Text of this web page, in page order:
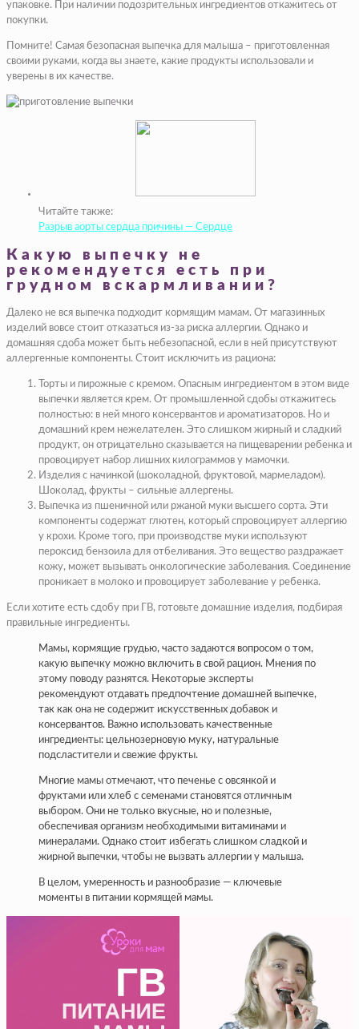
упаковке. При наличии подозрительных ингредиентов откажитесь от
покупки.
Помните! Самая безопасная выпечка для малыша – приготовленная
своими руками, когда вы знаете, какие продукты использовали и
уверены в их качестве.
Читайте также:
Разрыв аорты сердца причины — Сердце
Какую выпечку не
рекомендуется есть при
грудном вскармливании?
Далеко не вся выпечка подходит кормящим мамам. От магазинных
изделий вовсе стоит отказаться из-за риска аллергии. Однако и
домашняя сдоба может быть небезопасной, если в ней присутствуют
аллергенные компоненты. Стоит исключить из рациона:
Торты и пирожные с кремом. Опасным ингредиентом в этом виде
выпечки является крем. От промышленной сдобы откажитесь
полностью: в ней много консервантов и ароматизаторов. Но и
домашний крем нежелателен. Это слишком жирный и сладкий
продукт, он отрицательно сказывается на пищеварении ребенка и
провоцирует набор лишних килограммов у мамочки.
Изделия с начинкой (шоколадной, фруктовой, мармеладом).
Шоколад, фрукты – сильные аллергены.
Выпечка из пшеничной или ржаной муки высшего сорта. Эти
компоненты содержат глютен, который спровоцирует аллергию
у крохи. Кроме того, при производстве муки используют
пероксид бензоила для отбеливания. Это вещество раздражает
кожу, может вызывать онкологические заболевания. Соединение
проникает в молоко и провоцирует заболевание у ребенка.
Если хотите есть сдобу при ГВ, готовьте домашние изделия, подбирая
правильные ингредиенты.
Мамы, кормящие грудью, часто задаются вопросом о том,
какую выпечку можно включить в свой рацион. Мнения по
этому поводу разнятся. Некоторые эксперты
рекомендуют отдавать предпочтение домашней выпечке,
так как она не содержит искусственных добавок и
консервантов. Важно использовать качественные
ингредиенты: цельнозерновую муку, натуральные
подсластители и свежие фрукты.
Многие мамы отмечают, что печенье с овсянкой и
фруктами или хлеб с семенами становятся отличным
выбором. Они не только вкусные, но и полезные,
обеспечивая организм необходимыми витаминами и
минералами. Однако стоит избегать слишком сладкой и
жирной выпечки, чтобы не вызвать аллергии у малыша.
В целом, умеренность и разнообразие — ключевые
моменты в питании кормящей мамы.